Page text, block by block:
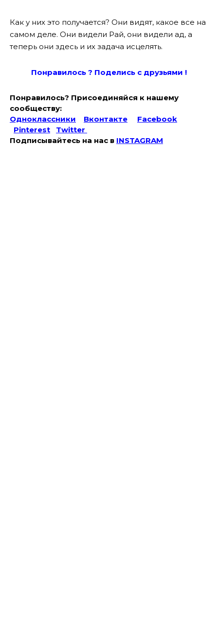
Как у них это получается? Они видят, какое все на
самом деле. Они видели Рай, они видели ад, а
теперь они здесь и их задача исцелять.
Понравилось ? Поделись с друзьями !
Понравилось? Присоединяйся к нашему
сообществу:
Одноклассники
Вконтакте
Facebook
Pinterest
Twitter
Подписывайтесь на наc в INSTAGRAM